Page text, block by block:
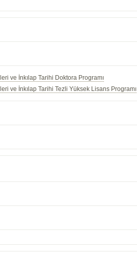
ve İnkılap Tarihi Doktora Programı
ve İnkılap Tarihi Tezli Yüksek Lisans Programı